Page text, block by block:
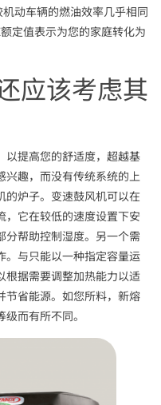
动车辆的燃油效率几乎相同
定值表示为您的家庭转化为
应该考虑其
以提高您的舒适度，超越基
兴趣，而没有传统系统的上
的炉子。变速鼓风机可以在
，它在较低的速度设置下安
分帮助控制湿度。另一个需
。与只能以一种指定容量运
根据需要调整加热能力以适
节省能源。如您所料，新熔
而有所不同。